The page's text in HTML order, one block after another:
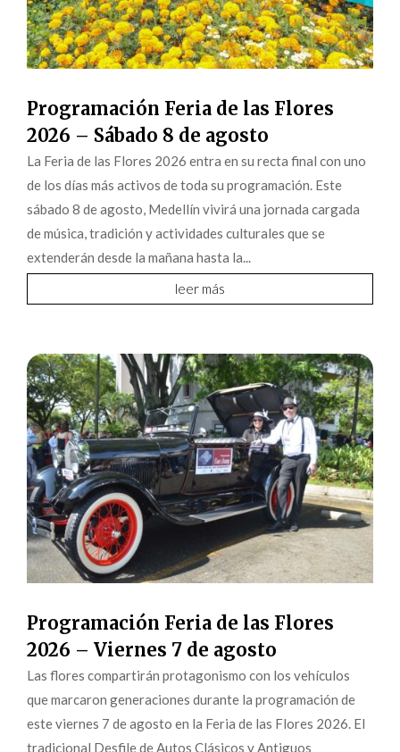
Programación Feria de las Flores
2026 – Sábado 8 de agosto
La Feria de las Flores 2026 entra en su recta final con uno
de los días más activos de toda su programación. Este
sábado 8 de agosto, Medellín vivirá una jornada cargada
de música, tradición y actividades culturales que se
extenderán desde la mañana hasta la...
leer más
Programación Feria de las Flores
2026 – Viernes 7 de agosto
Las flores compartirán protagonismo con los vehículos
que marcaron generaciones durante la programación de
este viernes 7 de agosto en la Feria de las Flores 2026. El
tradicional Desfile de Autos Clásicos y Antiguos